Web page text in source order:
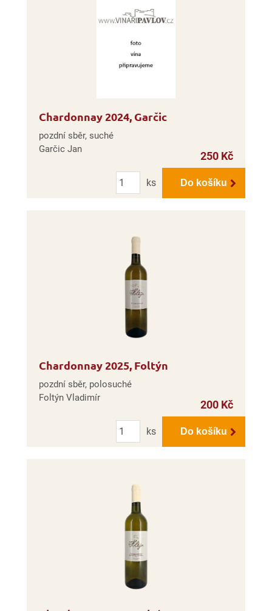
Chardonnay 2024, Garčic
pozdní sběr, suché
Garčic Jan
250 Kč
Počet
ks
Do košíku
Chardonnay 2025, Foltýn
pozdní sběr, polosuché
Foltýn Vladimír
200 Kč
Počet
ks
Do košíku